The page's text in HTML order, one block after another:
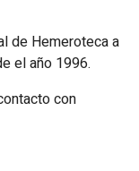
de Hemeroteca a
el año 1996.
con